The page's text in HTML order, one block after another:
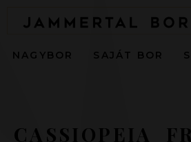
NAGYBOR SAJÁT BOR